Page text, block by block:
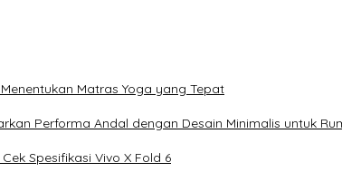
Matras Yoga yang Tepat
Performa Andal dengan Desain Minimalis untuk
Spesifikasi Vivo X Fold 6